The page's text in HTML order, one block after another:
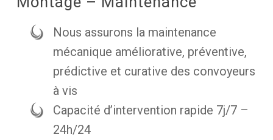
Nous assurons la maintenance
mécanique améliorative, préventive,
prédictive et curative des convoyeurs
à vis
Capacité d’intervention rapide 7j/7 –
24h/24